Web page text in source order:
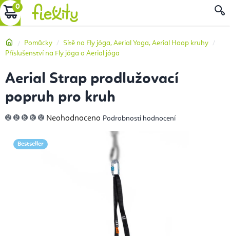
Přejít
na
NÁKUPNÍ
DomůPomůcky
Sítě na Fly jóga, Aerial Yoga, Aerial Hoop kruhy
Příslušenství na Fly jóga a Aerial jóga
Aerial Strap prodlužovací
popruh pro kruh
Průměrné
hodnocení
0,0
z
Neohodnoceno Podrobnosti hodnocení
Bestseller